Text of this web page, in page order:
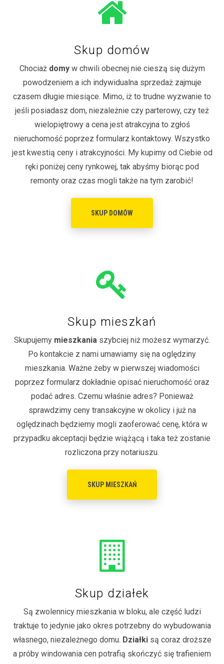
Skup domów
Chociaż domyw chwili obecnej nie cieszą się dużym
powodzeniem a ich indywidualna sprzedaż zajmuje
czasem długie miesiące. Mimo, iż to trudne wyzwanie to
jeśli posiadasz dom, niezależnie czy parterowy, czy też
wielopiętrowy a cena jest atrakcyjna to zgłoś
nieruchomość poprzez formularz kontaktowy. Wszystko
jest kwestią ceny i atrakcyjności. My kupimy od Ciebie od
ręki poniżej ceny rynkowej, tak abyśmy biorąc pod
remonty oraz czas mogli także na tym zarobić!
SKUP DOMÓW
Skup mieszkań
Skupujemy mieszkania szybciej niż możesz wymarzyć.
Po kontakcie z nami umawiamy się na oględziny
mieszkania. Ważne żeby w pierwszej wiadomości
poprzez formularz dokładnie opisać nieruchomość oraz
podać adres. Czemu właśnie adres? Ponieważ
sprawdzimy ceny transakcyjne w okolicy i już na
oględzinach będziemy mogli zaoferować cenę, która w
przypadku akceptacji będzie wiążącą i taka też zostanie
rozliczona przy notariuszu.
SKUP MIESZKAŃ
Skup działek
Są zwolennicy mieszkania w bloku, ale część ludzi
traktuje to jedynie jako okres potrzebny do wybudowania
własnego, niezależnego domu. Działkisą coraz droższe
a próby windowania cen potrafią skończyć się trafieniem